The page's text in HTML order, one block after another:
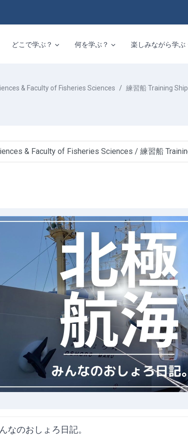
どこで学ぶ？ 何を学ぶ？ 楽しみながら学ぶ
& Faculty of Fisheries Sciences 練習船 Training Ship
なのおしょろ日記。